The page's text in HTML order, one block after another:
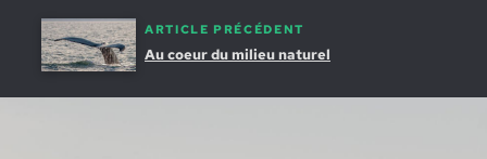
ARTICLE PRÉCÉDENT
Au coeur du milieu naturel